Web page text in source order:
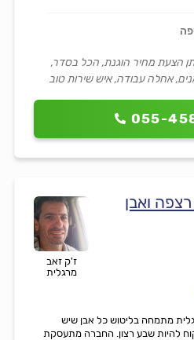
055-
הצעת מחיר הוגנת, הכל בסדר,
אחלה עבודה, איש שירות טוב
ז'ק זאב
מרגלית
ואבן
מתמחה בליטוש כל אבן שיש
להיות שבע רצון. החברה מתעסקת